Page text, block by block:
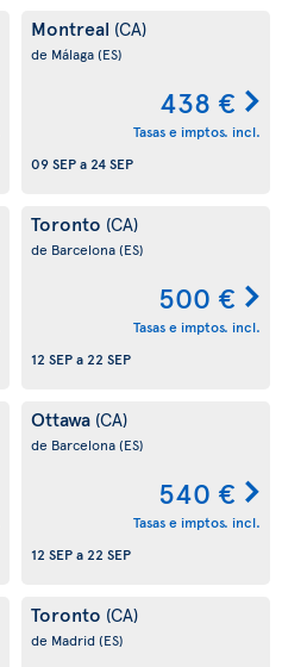
Montreal (CA)
de Málaga(ES)
438 €
Tasas e imptos. incl.
09 SEPa24 SEP
Toronto (CA)
de Barcelona(ES)
500 €
Tasas e imptos. incl.
12 SEPa22 SEP
Ottawa (CA)
de Barcelona(ES)
540 €
Tasas e imptos. incl.
12 SEPa22 SEP
Toronto (CA)
de Madrid(ES)